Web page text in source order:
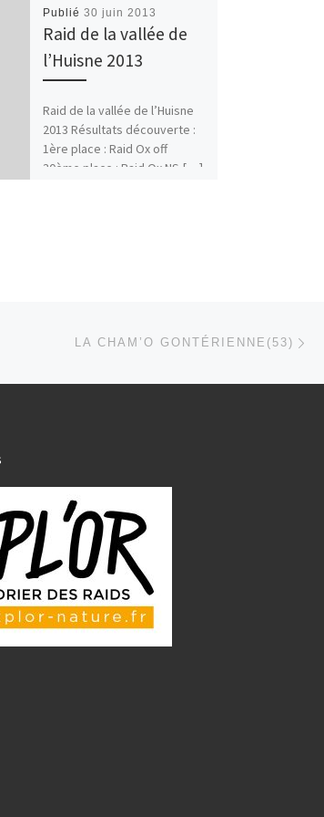
Publié 30 juin 2013
Raid de la vallée de
l’Huisne 2013
Raid de la vallée de l’Huisne
2013 Résultats découverte :
1ère place : Raid Ox off
30ème place : Raid Ox NS […]
LA CHAM’O GONTÉRIENNE(53)